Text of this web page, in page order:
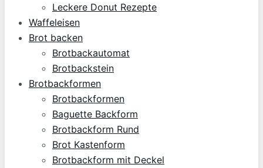
Leckere Donut Rezepte
Waffeleisen
Brot backen
Brotbackautomat
Brotbackstein
Brotbackformen
Brotbackformen
Baguette Backform
Brotbackform Rund
Brot Kastenform
Brotbackform mit Deckel